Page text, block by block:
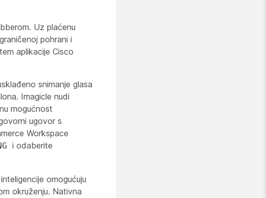
Uz plaćenu
pohrani i
aplikacije Cisco
snimanje glasa
Imagicle nudi
mogućnost
ugovor s
Workspace
i odaberite
omogućuju
okruženju. Nativna